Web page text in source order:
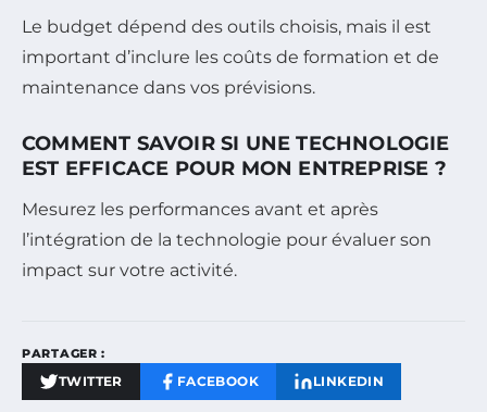
Le budget dépend des outils choisis, mais il est
important d’inclure les coûts de formation et de
maintenance dans vos prévisions.
COMMENT SAVOIR SI UNE TECHNOLOGIE
EST EFFICACE POUR MON ENTREPRISE ?
Mesurez les performances avant et après
l’intégration de la technologie pour évaluer son
impact sur votre activité.
PARTAGER :
TWITTER FACEBOOK LINKEDIN